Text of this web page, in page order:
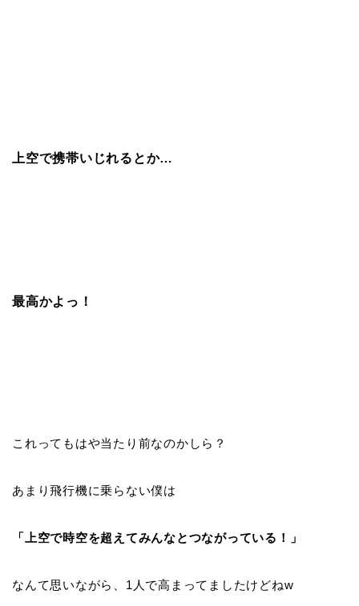
上空で携帯いじれるとか…
最高かよっ！
これってもはや当たり前なのかしら？
あまり飛行機に乗らない僕は
「上空で時空を超えてみんなとつながっている！」
なんて思いながら、1人で高まってましたけどねw